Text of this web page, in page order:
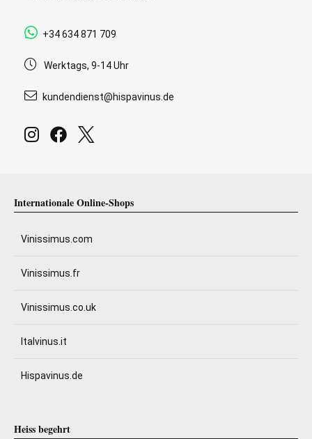
+34 634 871 709
Werktags, 9-14 Uhr
kundendienst@hispavinus.de
Internationale Online-Shops
Vinissimus.com
Vinissimus.fr
Vinissimus.co.uk
Italvinus.it
Hispavinus.de
Heiss begehrt